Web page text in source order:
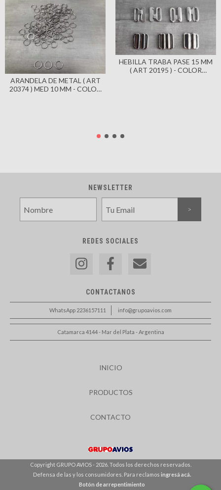
ARANDELA DE METAL ( ART
20374 ) MED 10 MM - COLOR
HEBILLA TRABA PASE 15 MM
( ART 20195 ) - COLOR
NEWSLETTER
REDES SOCIALES
CONTACTANOS
WhatsApp 2236157111 info@grupoavios.com
Catamarca 4144 - Mar del Plata - Argentina
INICIO
PRODUCTOS
CONTACTO
Copyright GRUPO AVIOS - 2026. Todos los derechos reservados.
Defensa de las y los consumidores. Para reclamos ingresá acá.
Botón de arrepentimiento